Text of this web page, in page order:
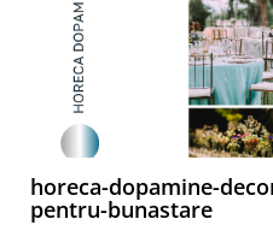
horeca-dopamine-
pentru-bunastare